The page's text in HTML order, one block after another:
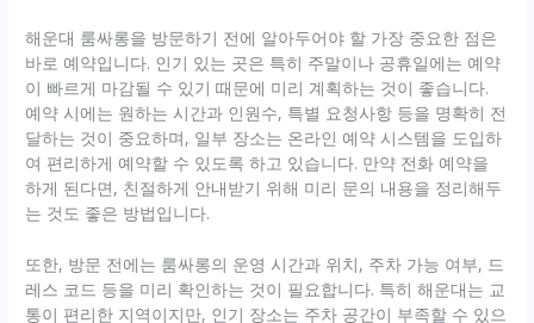
해운대 룸싸롱을 방문하기 전에 알아두어야 할 가장 중요한 점은
바로 예약입니다. 인기 있는 곳은 특히 주말이나 공휴일에는 예약
이 빠르게 마감될 수 있기 때문에 미리 계획하는 것이 좋습니다.
예약 시에는 원하는 시간과 인원수, 특별 요청사항 등을 명확히 전
달하는 것이 중요하며, 일부 장소는 온라인 예약 시스템을 도입하
여 편리하게 예약할 수 있도록 하고 있습니다. 만약 전화 예약을
하게 된다면, 친절하게 안내받기 위해 미리 문의 내용을 정리해두
는 것도 좋은 방법입니다.
또한, 방문 전에는 룸싸롱의 운영 시간과 위치, 주차 가능 여부, 드
레스 코드 등을 미리 확인하는 것이 필요합니다. 특히 해운대는 교
통이 편리한 지역이지만, 인기 장소는 주차 공간이 부족할 수 있으